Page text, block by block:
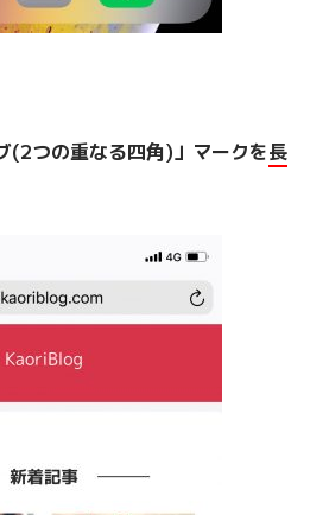
(2つの重なる四角)」マークを長